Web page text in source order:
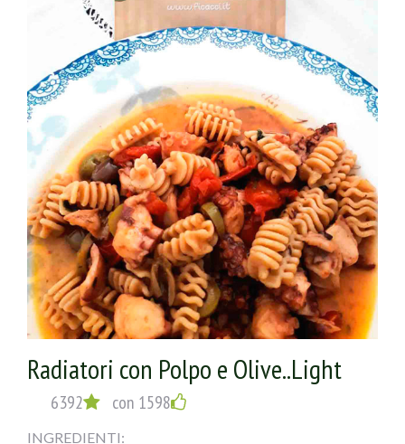
Radiatori con Polpo e Olive..Light
6392 con 1598
INGREDIENTI: